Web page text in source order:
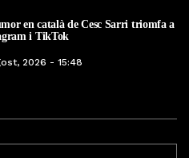
en català de Cesc Sarri triomfa a
i TikTok
2026 - 15:48